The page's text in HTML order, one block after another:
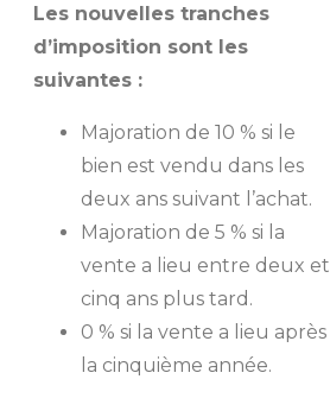
Les nouvelles tranches
d’imposition sont les
suivantes :
Majoration de 10 % si le
bien est vendu dans les
deux ans suivant l’achat.
Majoration de 5 % si la
vente a lieu entre deux et
cinq ans plus tard.
0 % si la vente a lieu après
la cinquième année.